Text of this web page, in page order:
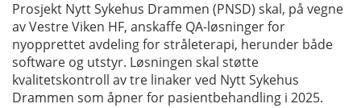
Prosjekt Nytt Sykehus Drammen (PNSD) skal, på vegne
av Vestre Viken HF, anskaffe QA-løsninger for
nyopprettet avdeling for stråleterapi, herunder både
software og utstyr. Løsningen skal støtte
kvalitetskontroll av tre linaker ved Nytt Sykehus
Drammen som åpner for pasientbehandling i 2025.